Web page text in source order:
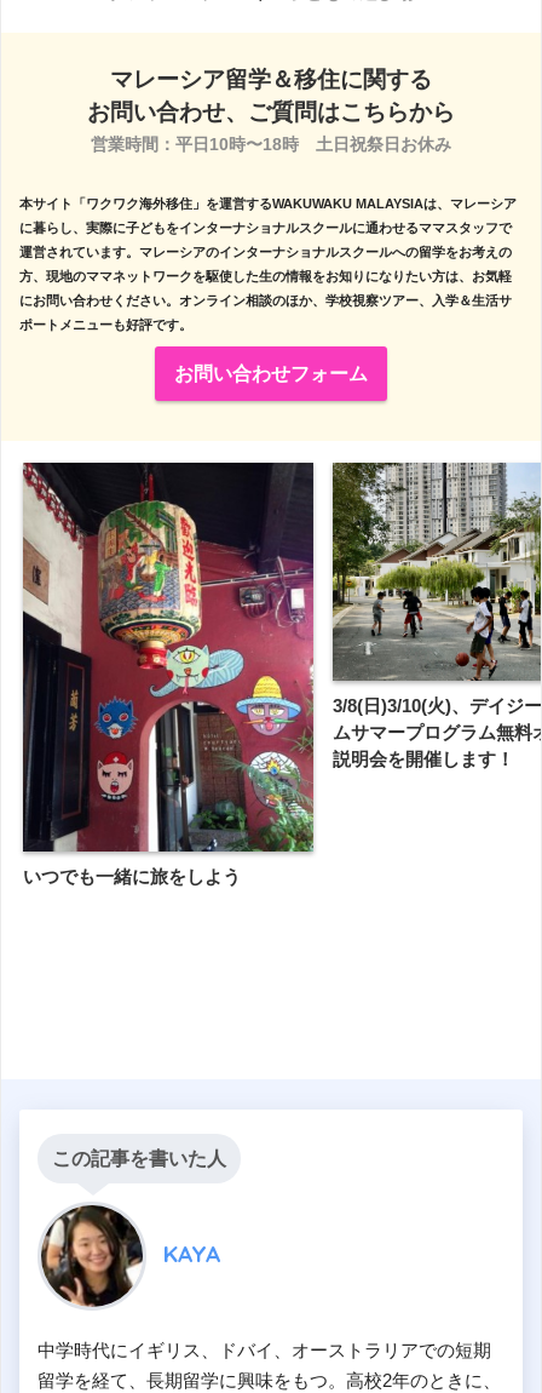
マレーシア留学＆移住に関する
お問い合わせ、ご質問はこちらから
営業時間：平日10時〜18時　土日祝祭日お休み
本サイト「ワクワク海外移住」を運営するWAKUWAKU MALAYSIAは、マレーシア
に暮らし、実際に子どもをインターナショナルスクールに通わせるママスタッフで
運営されています。マレーシアのインターナショナルスクールへの留学をお考えの
方、現地のママネットワークを駆使した生の情報をお知りになりたい方は、お気軽
にお問い合わせください。オンライン相談のほか、学校視察ツアー、入学＆生活サ
ポートメニューも好評です。
お問い合わせフォーム
いつでも一緒に旅をしよう
3/8(日)3/10(火)、デイジ
ムサマープログラム無料
説明会を開催します！
この記事を書いた人
KAYA
中学時代にイギリス、ドバイ、オーストラリアでの短期
留学を経て、長期留学に興味をもつ。高校2年のときに、